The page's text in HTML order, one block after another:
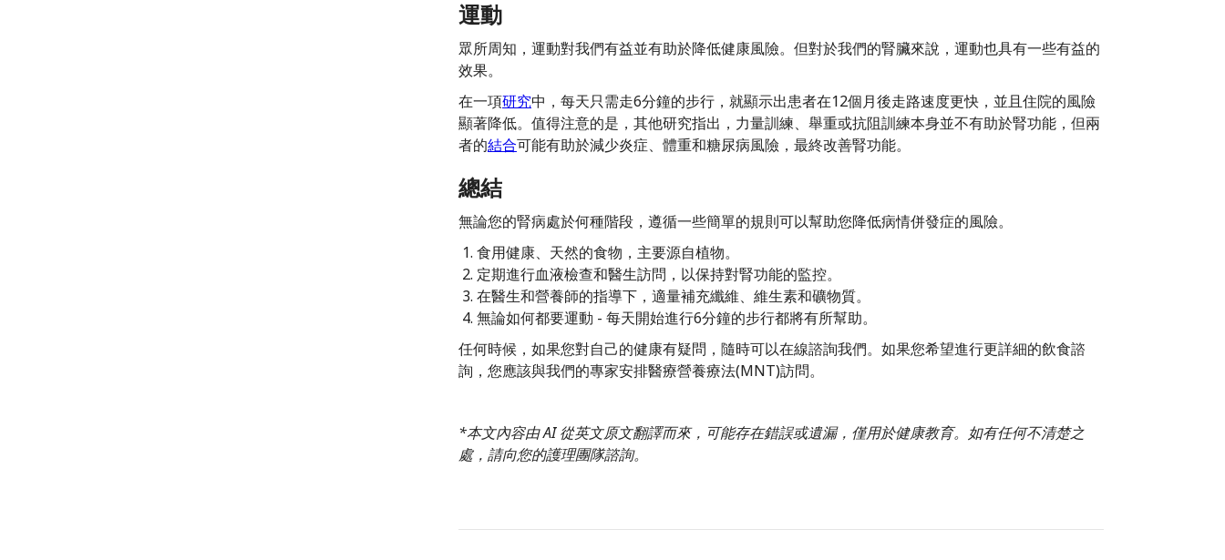
運動
眾所周知，運動對我們有益並有助於降低健康風險。但對於我們的腎臟來說，運動也具有一些有益的
效果。
在一項研究中，每天只需走6分鐘的步行，就顯示出患者在12個月後走路速度更快，並且住院的風險
顯著降低。值得注意的是，其他研究指出，力量訓練、舉重或抗阻訓練本身並不有助於腎功能，但兩
者的結合可能有助於減少炎症、體重和糖尿病風險，最終改善腎功能。
總結
無論您的腎病處於何種階段，遵循一些簡單的規則可以幫助您降低病情併發症的風險。
食用健康、天然的食物，主要源自植物。
定期進行血液檢查和醫生訪問，以保持對腎功能的監控。
在醫生和營養師的指導下，適量補充纖維、維生素和礦物質。
無論如何都要運動 - 每天開始進行6分鐘的步行都將有所幫助。
任何時候，如果您對自己的健康有疑問，隨時可以在線諮詢我們。如果您希望進行更詳細的飲食諮
詢，您應該與我們的專家安排醫療營養療法(MNT)訪問。
*本文內容由 AI 從英文原文翻譯而來，可能存在錯誤或遺漏，僅用於健康教育。如有任何不清楚之
處，請向您的護理團隊諮詢。